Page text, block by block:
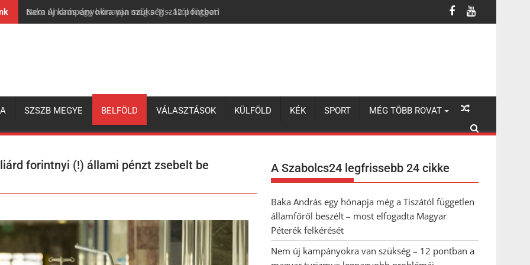
Nem új kampányokra van szükség – 12 pontban a magyar turizmus legnagyobb problémái
SZSZB MEGYE BELFÖLD VÁLASZTÁSOK KÜLFÖLD KÉK SPORT MÉG TÖBB ROVAT
forintnyi (!) állami pénzt zsebelt be
A Szabolcs24 legfrissebb 24 cikke
Baka András egy hónapja még a Tiszától független
államfőről beszélt – most elfogadta Magyar
Péterék felkérését
Nem új kampányokra van szükség – 12 pontban a